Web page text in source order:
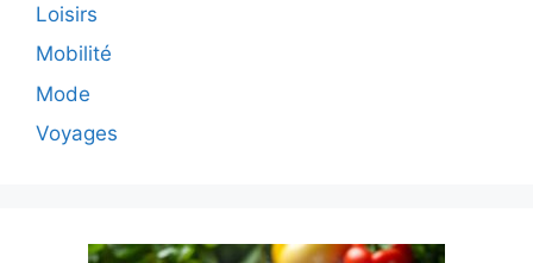
Loisirs
Mobilité
Mode
Voyages